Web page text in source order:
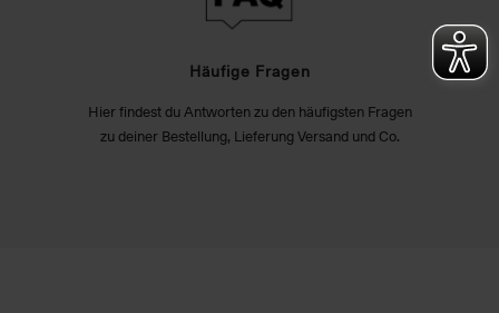
Häufige Fragen
Hier findest du Antworten zu den häufigsten Fragen
zu deiner Bestellung, Lieferung Versand und Co.